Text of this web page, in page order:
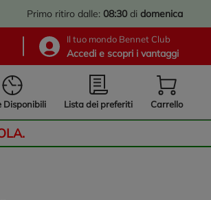
Primo ritiro dalle: 08:30 di domenica
Il tuo mondo Bennet Club
Accedi e scopri i vantaggi
Disponibili Lista dei preferiti Carrello